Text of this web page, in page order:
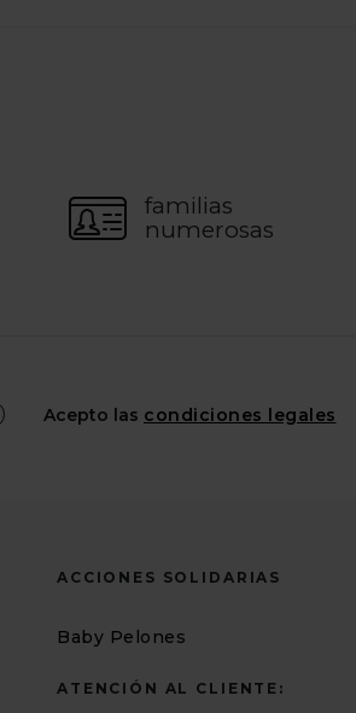
familias
numerosas
Acepto las condiciones legales
ACCIONES SOLIDARIAS
Baby Pelones
ATENCIÓN AL CLIENTE: